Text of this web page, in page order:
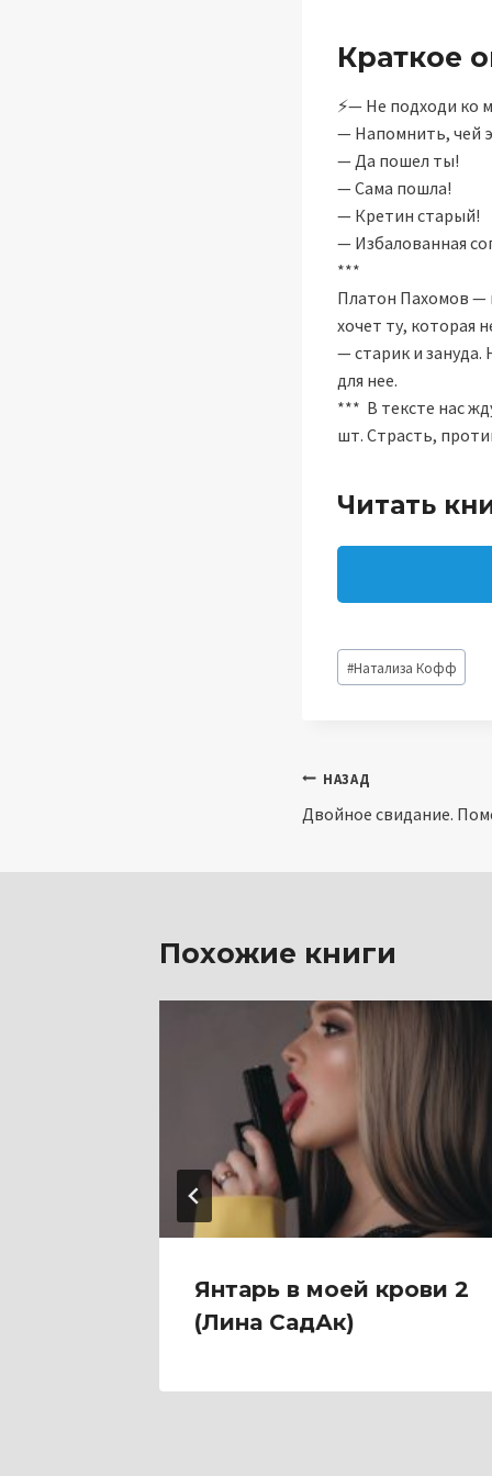
Краткое
⚡— Не подходи ко
— Напомнить, чей
— Да пошел ты!
— Сама пошла!
— Кретин старый!
— Избалованная
***
Платон Пахомов —
хочет ту, которая
— старик и зануда.
для нее.
*** В тексте нас
шт. Страсть,
Читать
Метки
записи:
#Натализа Кофф
Навигация
по
НАЗАД
Двойное свидание.
Похожие книги
Янтарь в моей крови 2
(Лина СадАк)